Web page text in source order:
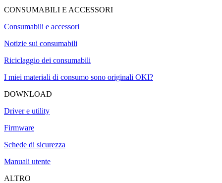
CONSUMABILI E ACCESSORI
Consumabili e accessori
Notizie sui consumabili
Riciclaggio dei consumabili
I miei materiali di consumo sono originali OKI?
DOWNLOAD
Driver e utility
Firmware
Schede di sicurezza
Manuali utente
ALTRO